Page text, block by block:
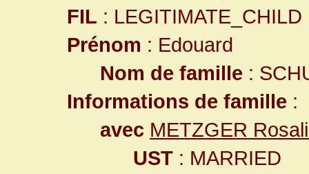
FIL : LEGITIMATE_CHILD
Prénom : Edouard
Nom de famille :
Informations de famille :
avec METZGER
UST : MARRIED